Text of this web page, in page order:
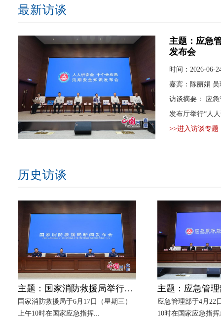
最新访谈
主题：应急
发布会
时间：2026-06-
嘉宾：陈丽娟
访谈摘要： 应急管理部于6月23日（星期二）上午10时在国家应急指挥总部新闻
发布厅举行“人
重...
>>进入访谈专题
历史访谈
主题：国家消防救援局举行例行新闻发布会 介绍近期消防安全形势和消防救援重点工作并答记者问
国家消防救援局于6月17日（星期三）
上午10时在国家应急指挥...
应急管理部于4月22
10时在国家应急指